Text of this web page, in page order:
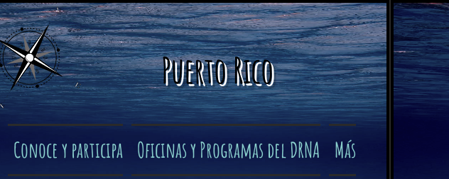
Puerto Rico
Conoce y participa Oficinas y Programas del DRNA Más